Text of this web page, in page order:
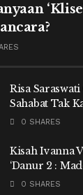
Risa
Sahabat Tak
0 SHARES
Kisah Ivanna
‘Danur 2 :
0 SHARES